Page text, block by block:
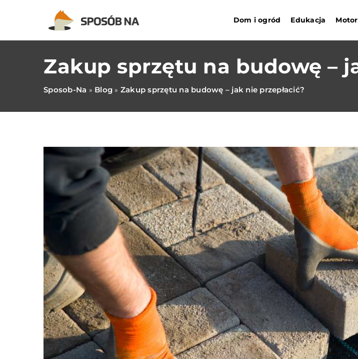
Dom i ogród Edukacja
Zakup sprzętu na budowę –
Sposob-Na » Blog » Zakup sprzętu na budowę – jak nie przepłacić?